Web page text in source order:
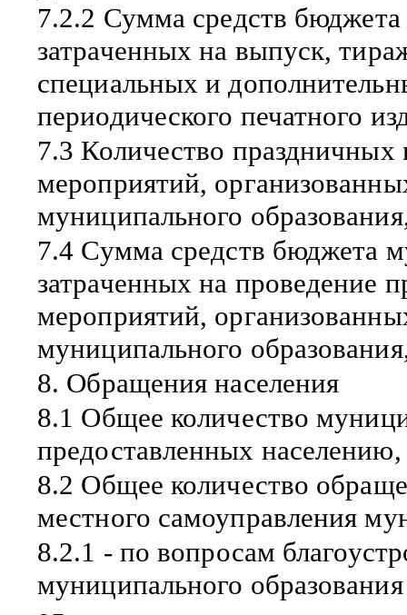
7.2.2 Сумма средств
затраченных на выпуск,
специальных и
периодического печатного
7.3 Количество
мероприятий,
муниципального
7.4 Сумма средств бюджета
затраченных на проведение
мероприятий,
муниципального
8. Обращения населения
8.1 Общее количество
предоставленных населению,
8.2 Общее количество
местного самоуправления
8.2.1 - по вопросам
муниципального